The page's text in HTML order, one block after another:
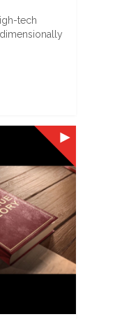
tech